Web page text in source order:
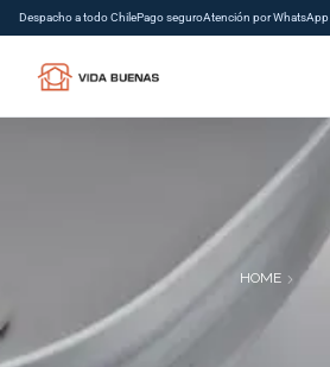
Despacho a todo ChilePago seguroAtención por WhatsApp
HOME